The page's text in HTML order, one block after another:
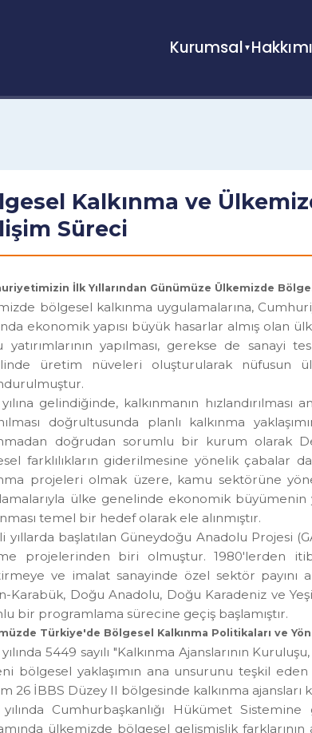
Kurumsal
Kalkınma ve
Süreci
İlk Yıllarından Günümüze
bölgesel kalkınma uygulamalarına,
ekonomik yapısı büyük hasarlar
yatırımlarının yapılması, gerekse de
üretim nüveleri oluşturularak
yılına gelindiğinde, kalkınmanın
doğrultusunda planlı kalkınma
doğrudan sorumlu bir kurum
farklılıkların giderilmesine yönelik
projeleri olmak üzere, kamu
ülke genelinde ekonomik
temel bir hedef olarak ele alınmıştır.
yıllarda başlatılan Güneydoğu Anadolu
projelerinden biri olmuştur.
ve imalat sanayinde özel sektör
Karabük, Doğu Anadolu, Doğu
bir programlama sürecine geçiş
Türkiye'de Bölgesel Kalkınma Politikaları
yılında 5449 sayılı "Kalkınma
bölgesel yaklaşımın ana unsurunu teşkil
26 İBBS Düzey II bölgesinde kalkınma